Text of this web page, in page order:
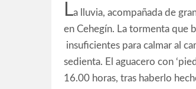
La lluvia, acompañada de
en Cehegín. La tormenta que
insuficientes para calmar al
sedienta. El aguacero con
16.00 horas, tras haberlo